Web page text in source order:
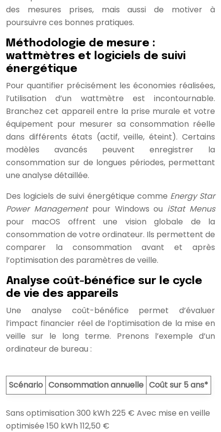
des mesures prises, mais aussi de motiver à
poursuivre ces bonnes pratiques.
Méthodologie de mesure :
wattmètres et logiciels de suivi
énergétique
Pour quantifier précisément les économies réalisées,
l’utilisation d’un wattmètre est incontournable.
Branchez cet appareil entre la prise murale et votre
équipement pour mesurer sa consommation réelle
dans différents états (actif, veille, éteint). Certains
modèles avancés peuvent enregistrer la
consommation sur de longues périodes, permettant
une analyse détaillée.
Des logiciels de suivi énergétique comme Energy Star
Power Management pour Windows ou iStat Menus
pour macOS offrent une vision globale de la
consommation de votre ordinateur. Ils permettent de
comparer la consommation avant et après
l’optimisation des paramètres de veille.
Analyse coût-bénéfice sur le cycle
de vie des appareils
Une analyse coût-bénéfice permet d’évaluer
l’impact financier réel de l’optimisation de la mise en
veille sur le long terme. Prenons l’exemple d’un
ordinateur de bureau :
Scénario Consommation annuelle Coût sur 5 ans*
Sans optimisation 300 kWh 225 € Avec mise en veille
optimisée 150 kWh 112,50 €